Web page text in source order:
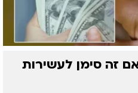
הקרובה, נרקוד עם ספר
זה סימן לעשירות